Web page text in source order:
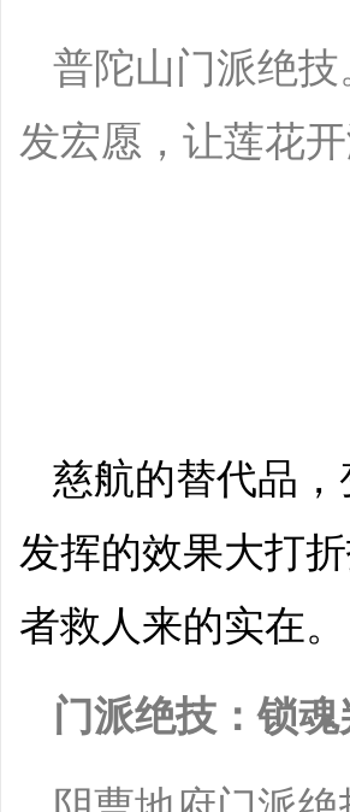
普陀山门派绝
发宏愿，让莲花开
慈航的替代品
发挥的效果大打
者救人来的实在。
门派绝技：锁魂